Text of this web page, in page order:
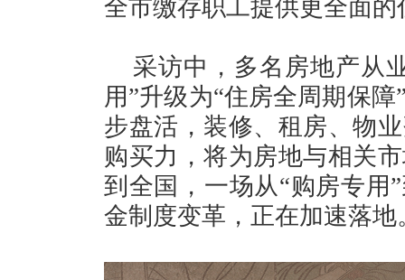
全市缴存职工提供更全面的
采访中，多名房地产从
用”升级为“住房全周期保
步盘活，装修、租房、物
购买力，将为房地与相关
到全国，一场从“购房专用
金制度变革，正在加速落地